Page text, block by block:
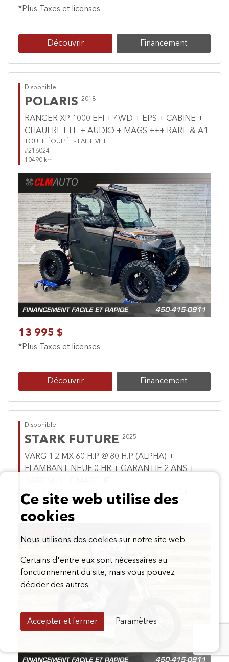
*Plus Taxes et licenses
Découvrir Financement
Disponible
POLARIS 2018
RANGER XP 1000 EFI + 4WD + EPS + CABINE +
CHAUFRETTE + AUDIO + MAGS +++ RARE & A1
TOUTE ÉQUIPÉE - FAITE VITE
#216024
10490 km
Previous Next
13 995 $
*Plus Taxes et licenses
Découvrir Financement
Disponible
STARK FUTURE 2025
VARG 1.2 MX 60 H.P @ 80 H.P (ALPHA) +
FLAMBANT NEUF 0 HR + GARANTIE 2 ANS +
MX-MOTORCROSS-ENDURO E.V = MOTO ELECTRIQUE
#181227
Ce site web utilise des
cookies
Nous utilisons des cookies sur notre site web.
Certains d'entre eux sont nécessaires au
fonctionnement du site, mais vous pouvez
décider des autres.
Accepter et fermer Paramètres